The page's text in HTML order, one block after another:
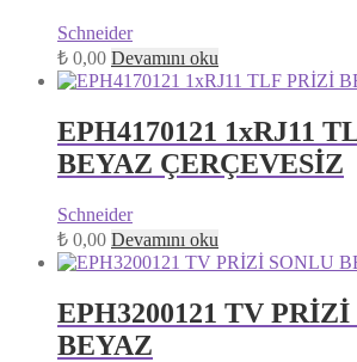
Schneider
₺ 0,00 Devamını oku
EPH4170121 1xRJ11
BEYAZ ÇERÇEVESİZ
Schneider
₺ 0,00 Devamını oku
EPH3200121 TV
BEYAZ